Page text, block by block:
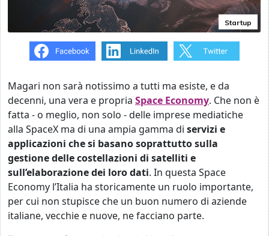
Startup
Magari non sarà notissimo a tutti ma esiste, e da
decenni, una vera e propria Space Economy. Che non è
fatta - o meglio, non solo - delle imprese mediatiche
alla SpaceX ma di una ampia gamma di servizi e
applicazioni che si basano soprattutto sulla
gestione delle costellazioni di satelliti e
sull’elaborazione dei loro dati. In questa Space
Economy l’Italia ha storicamente un ruolo importante,
per cui non stupisce che un buon numero di aziende
italiane, vecchie e nuove, ne facciano parte.